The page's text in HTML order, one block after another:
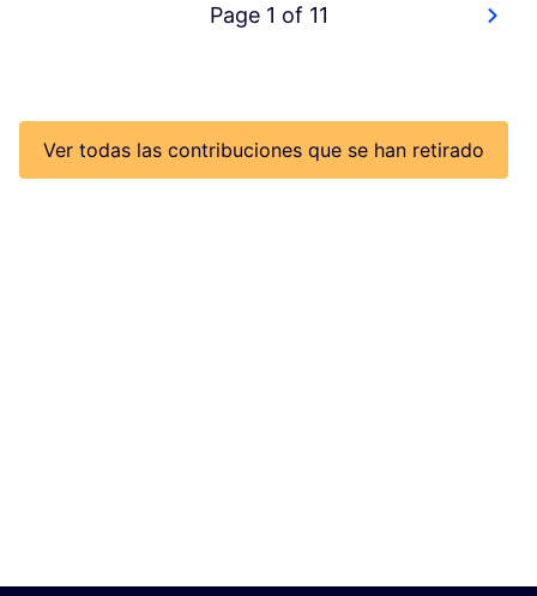
Page 1 of 11
Ver todas las contribuciones que se han retirado